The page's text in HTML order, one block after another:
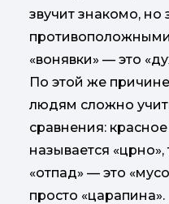
звучит знакомо, но
«вонявки» — это
По этой же
людям сложно
сравнения:
называется «црно»,
«отпад» — это
просто «царапина».